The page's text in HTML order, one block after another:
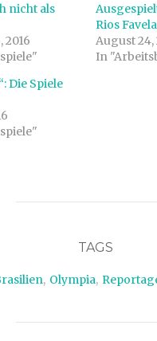
nicht als
2016
Rios
August 24,
In
Die Spiele
TAGS
, Olympia,